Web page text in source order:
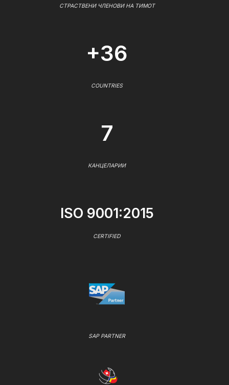
СТРАСТВЕНИ ЧЛЕНОВИ НА ТИМОТ
+36
COUNTRIES
7
КАНЦЕЛАРИИ
ISO 9001:2015
CERTIFIED
SAP PARTNER